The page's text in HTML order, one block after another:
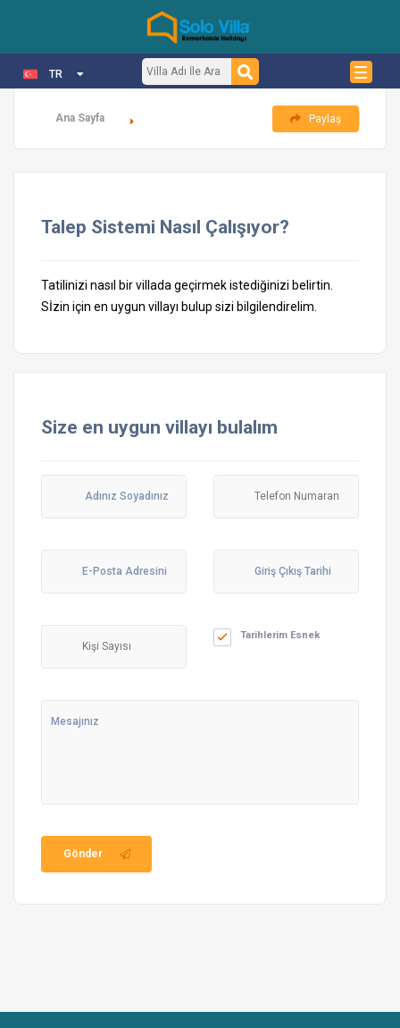
TR
Ana Sayfa Paylaş
Talep Sistemi Nasıl Çalışıyor?
Tatilinizi nasıl bir villada geçirmek istediğinizi belirtin.
Sİzin için en uygun villayı bulup sizi bilgilendirelim.
Size en uygun villayı bulalım
Tarihlerim Esnek
Gönder